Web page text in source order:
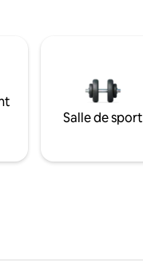
Salle de sport